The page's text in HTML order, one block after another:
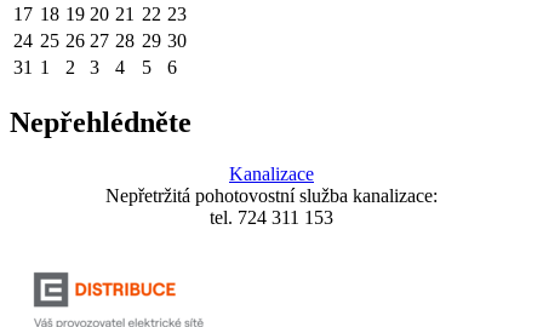
17 18 19 20 21 22 23
24 25 26 27 28 29 30
31 1 2 3 4 5 6
Nepřehlédněte
Kanalizace
Nepřetržitá pohotovostní služba kanalizace:
tel. 724 311 153